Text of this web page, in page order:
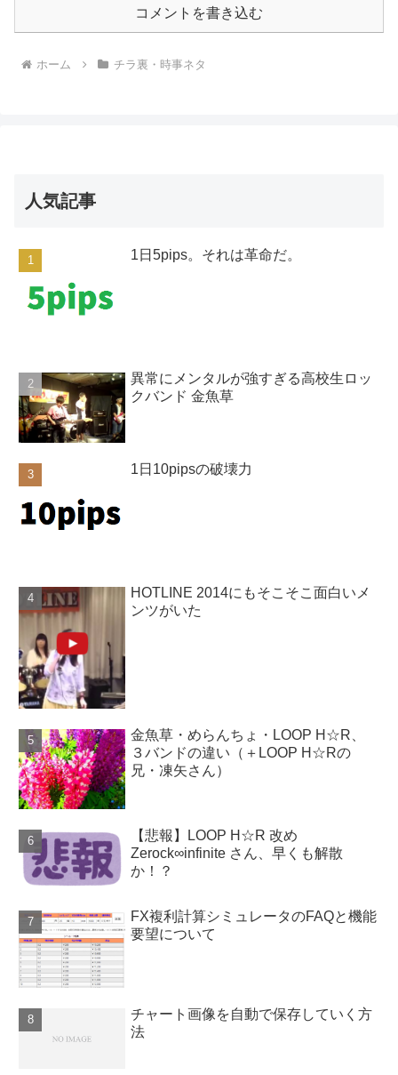
コメントを書き込む
ホーム チラ裏・時事ネタ
人気記事
1日5pips。それは革命だ。
異常にメンタルが強すぎる高校生ロッ
クバンド 金魚草
1日10pipsの破壊力
HOTLINE 2014にもそこそこ面白いメ
ンツがいた
金魚草・めらんちょ・LOOP H☆R、
３バンドの違い（＋LOOP H☆Rの
兄・凍矢さん）
【悲報】LOOP H☆R 改め
Zerock∞infinite さん、早くも解散
か！？
FX複利計算シミュレータのFAQと機能
要望について
チャート画像を自動で保存していく方
法